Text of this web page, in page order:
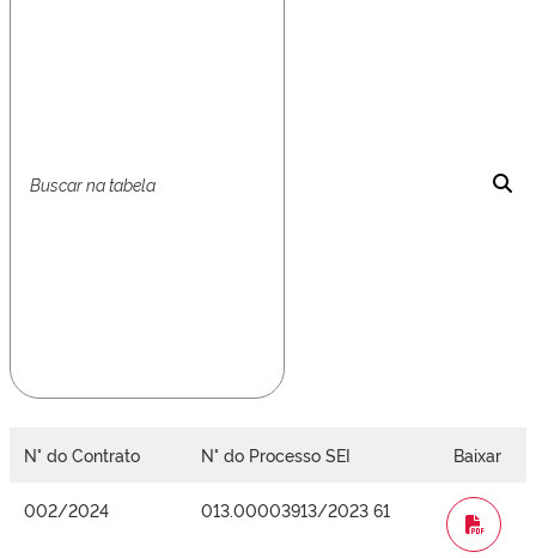
N° do Contrato N° do Processo SEI Baixar
002/2024 013.00003913/2023 61
WORD